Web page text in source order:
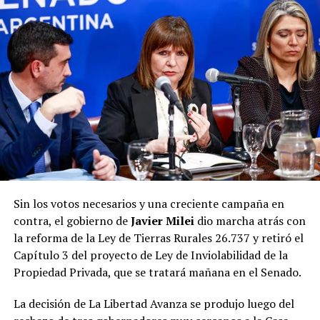
un intendente y concejales para trabajar las 24 horas en
resolver sus problemas” y añadió:“No para estar
viendo de qué lado estamos”.
De esta manera, buscó diferenciar a Compromiso por
Nuestra Ciudad del quiebre político que se produjo
entre sectores vinculados a Rovira y al gobernador.
Dib y el agua
Por otro lado, el concejalJair Dibinauguró su bloque
unipersonal, Acuerdo Urbano, desde el que impulsó
proyectos para insistir en la resolución de la
problemática en torno a la empresa Servicios de Aguas
de Misiones Sociedad Anónima (Samsa), que se mantiene
desde comienzos de año y que, según expuso ante sus
Sin los votos necesarios y una creciente campaña en
contra, el gobierno deJavier Mileidio marcha atrás con
la reforma de la Ley de Tierras Rurales 26.737 y retiró el
Capítulo 3 del proyecto de Ley de Inviolabilidad de la
Propiedad Privada, que se tratará mañana en el Senado.
La decisión de La Libertad Avanza se produjo luego del